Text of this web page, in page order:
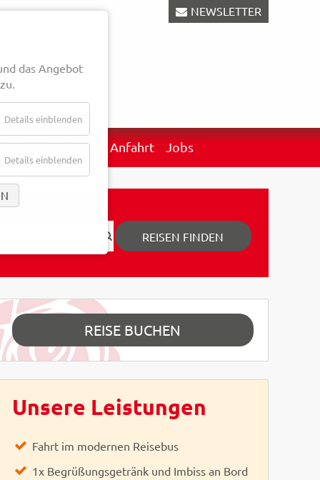
NEWSLETTER
Aktuelles Anfahrt Jobs
REISEN FINDEN
REISE BUCHEN
Unsere Leistungen
Fahrt im modernen Reisebus
1x Begrüßungsgetränk und Imbiss an Bord
das Angebot
Details einblenden
Details einblenden